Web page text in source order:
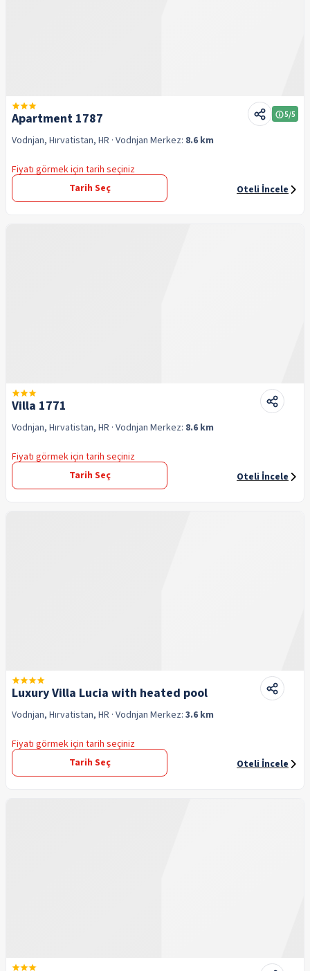
Apartment 1787 5/5
Vodnjan, Hırvatistan, HR · Vodnjan Merkez: 8.6 km
Fiyatı görmek için tarih seçiniz
Tarih Seç
Oteli İncele
Villa 1771
Vodnjan, Hırvatistan, HR · Vodnjan Merkez: 8.6 km
Fiyatı görmek için tarih seçiniz
Tarih Seç
Oteli İncele
Luxury Villa Lucia with heated pool
Vodnjan, Hırvatistan, HR · Vodnjan Merkez: 3.6 km
Fiyatı görmek için tarih seçiniz
Tarih Seç
Oteli İncele